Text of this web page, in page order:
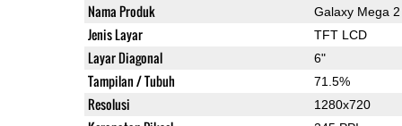
Nama Produk Galaxy Mega 2
Jenis Layar TFT LCD
Layar Diagonal 6"
Tampilan / Tubuh 71.5%
Resolusi 1280x720